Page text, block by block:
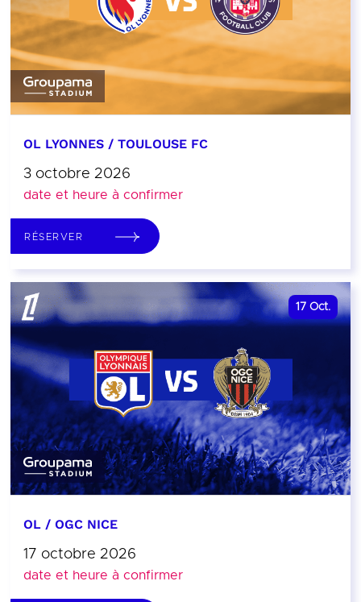
OL LYONNES / TOULOUSE FC
3 octobre 2026
date et heure à confirmer
RÉSERVER
17 Oct.
OL / OGC NICE
17 octobre 2026
date et heure à confirmer